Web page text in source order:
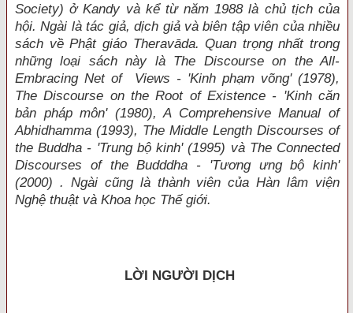
Society) ở Kandy và kể từ năm 1988 là chủ tịch của
hội. Ngài là tác giả, dịch giả và biên tập viên của nhiều
sách về Phật giáo Theravāda. Quan trọng nhất trong
những loại sách này là The Discourse on the All-
Embracing Net of Views - 'Kinh phạm võng' (1978),
The Discourse on the Root of Existence - 'Kinh căn
bản pháp môn' (1980), A Comprehensive Manual of
Abhidhamma (1993), The Middle Length Discourses of
the Buddha - 'Trung bộ kinh' (1995) và The Connected
Discourses of the Budddha - 'Tương ưng bộ kinh'
(2000) . Ngài cũng là thành viên của Hàn lâm viện
Nghệ thuật và Khoa học Thế giới.
LỜI NGƯỜI DỊCH